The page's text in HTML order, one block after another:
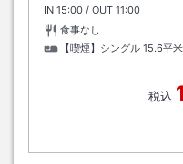
IN チェックイン
15:00 / OUT チェックアウト
11:00
食事なし
【喫煙】シングル 15.6平米
税込